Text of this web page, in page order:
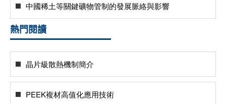
中國稀土等關鍵礦物管制的發展脈絡與影響
熱門閱讀
晶片級散熱機制簡介
PEEK複材高值化應用技術